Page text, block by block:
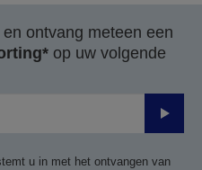
ontvang meteen een
op uw volgende
u in met het ontvangen van